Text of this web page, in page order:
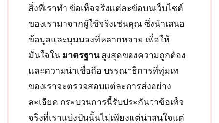
สิ่งที่เราทำ ข้อเท็จจริงแต่ละข้อบนเว็บไซต์
ของเรามาจากผู้ใช้จริงเช่นคุณ ซึ่งนำเสนอ
ข้อมูลและมุมมองที่หลากหลาย เพื่อให้
มั่นใจใน มาตรฐานสูงสุดของความถูกต้อง
และความน่าเชื่อถือ บรรณาธิการที่ทุ่มเท
ของเราจะตรวจสอบแต่ละการส่งอย่าง
ละเอียด กระบวนการนี้รับประกันว่าข้อเท็จ
จริงที่เราแบ่งปันนั้นไม่เพียงแต่น่าสนใจแต่